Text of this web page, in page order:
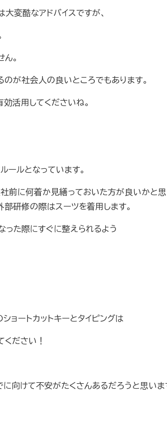
変酷なアドバイスですが、
。
が社会人の良いところでもあります。
活用してくださいね。
ールとなっています。
に何着か見繕っておいた方が良いかと思
研修の際はスーツを着用します。
った際にすぐに整えられるよう
ョートカットキーとタイピングは
ください！
向けて不安がたくさんあるだろうと思い